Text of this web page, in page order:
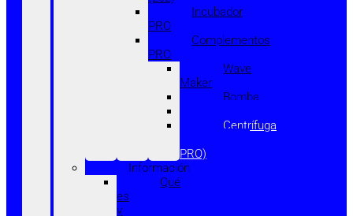
Incubador
PRO
Complementos
PRO
Wave
Maker
Bomba
Centrífuga
PRO)
Información
Qué
es
y